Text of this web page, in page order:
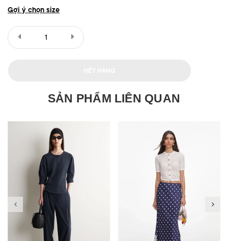
Gợi ý chọn size
SẢN PHẨM LIÊN QUAN